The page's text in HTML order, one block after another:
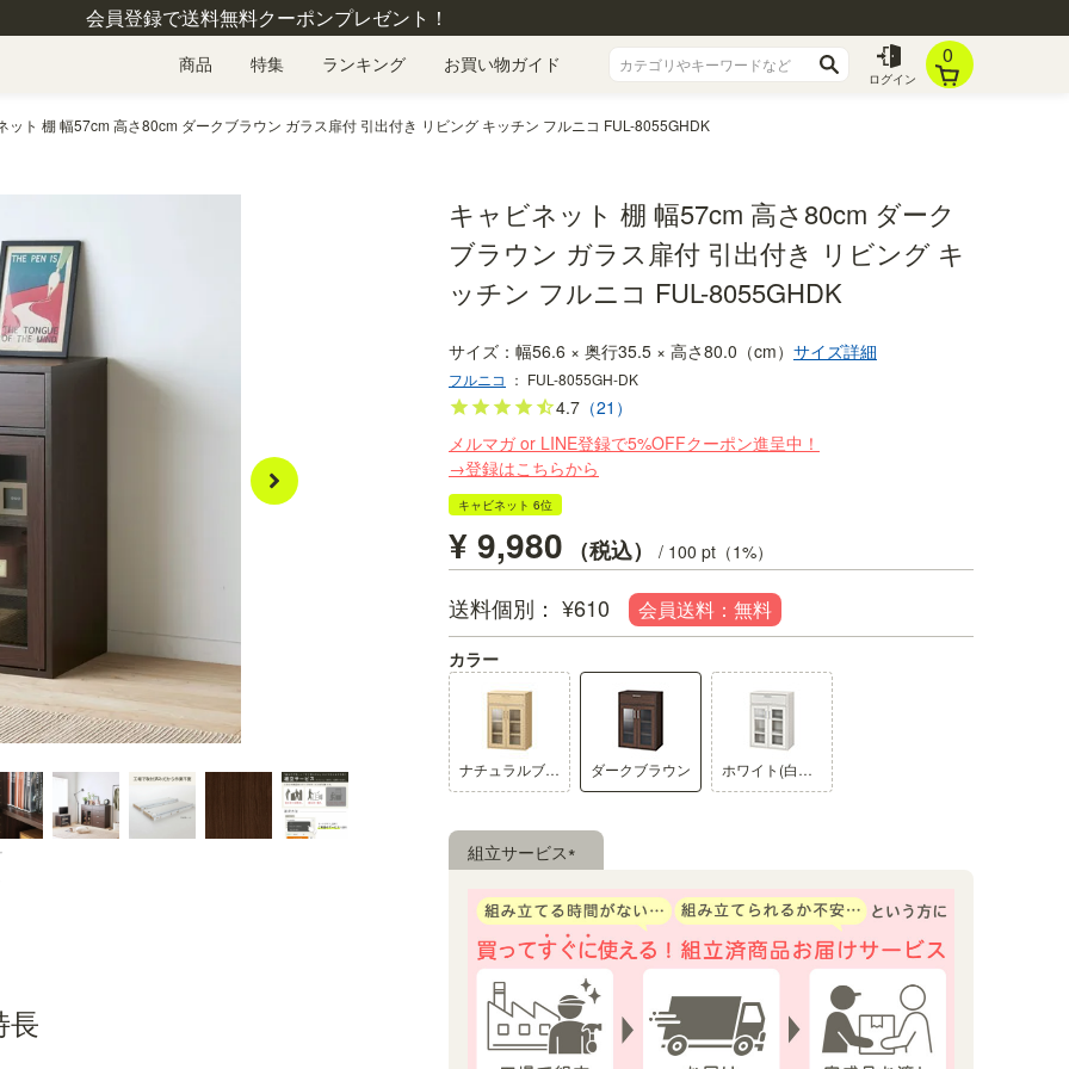
会員登録で送料無料クーポンプレゼント！
商品 特集 ランキング お買い物ガイド
ログイン
0
ット 棚 幅57cm 高さ80cm ダークブラウン ガラス扉付 引出付き リビング キッチン フルニコ FUL-8055GHDK
小物の収納に便利な引き出し
カトラリーやキッチン小物の収納に
長
キャビネット 棚 幅57cm 高さ80cm ダーク
ブラウン ガラス扉付 引出付き リビング キ
ッチン フルニコ FUL-8055GHDK
幅56.6 × 奥行35.5 × 高さ80.0（cm） サイズ詳細
フルニコ ： FUL-8055GH-DK
4.7 （21）
メルマガ or LINE登録で5%OFFクーポン進呈中！
→登録はこちらから
キャビネット 6位
¥9,980 税込 / 100 pt（1%）
送料個別 ¥610
カラー
ナチュラルブラウン ダークブラウン ホワイト(白木目)
組立サービス
須)